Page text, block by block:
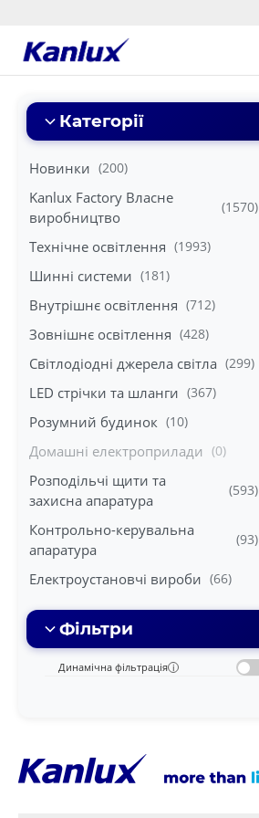
Strona
Kanlux
Категорії
Новинки (200)
Kanlux Factory Власне
виробництво
(1570)
Технічне освітлення (1993)
Шинні системи (181)
Внутрішнє освітлення (712)
Зовнішнє освітлення (428)
Світлодіодні джерела світла (299)
LED стрічки та шланги (367)
Розумний будинок (10)
Домашні електроприлади (0)
Розподільчі щити та
захисна апаратура
(593)
Контрольно-керувальна
апаратура
(93)
Електроустановчі вироби (66)
Фільтри
Динамічна фільтрація i